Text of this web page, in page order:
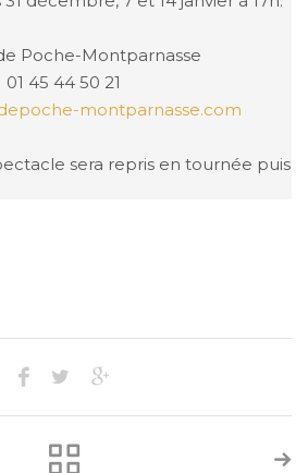
Poche-Montparnasse
montparnasse.com
sera repris en tournée puis